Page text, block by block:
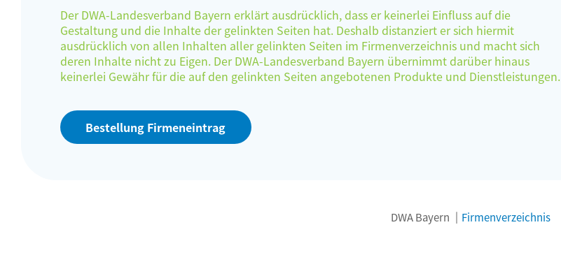
Der DWA-Landesverband Bayern erklärt ausdrücklich, dass er keinerlei Einfluss auf die
Gestaltung und die Inhalte der gelinkten Seiten hat. Deshalb distanziert er sich hiermit
ausdrücklich von allen Inhalten aller gelinkten Seiten im Firmenverzeichnis und macht sich
deren Inhalte nicht zu Eigen. Der DWA-Landesverband Bayern übernimmt darüber hinaus
keinerlei Gewähr für die auf den gelinkten Seiten angebotenen Produkte und Dienstleistungen.
Bestellung Firmeneintrag
DWA Bayern Firmenverzeichnis